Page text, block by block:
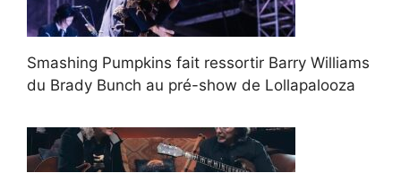
Smashing Pumpkins fait ressortir Barry Williams
du Brady Bunch au pré-show de Lollapalooza